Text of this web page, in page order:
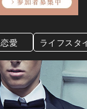
恋愛 ライフスタ